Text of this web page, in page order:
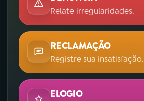
Relate irregularidades.
RECLAMAÇÃO
Registre sua insatisfação.
ELOGIO